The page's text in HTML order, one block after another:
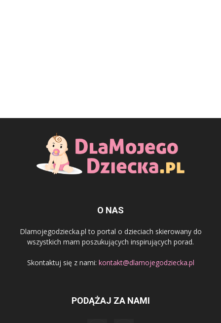
O NAS
Dlamojegodziecka.pl to portal o dzieciach skierowany do
wszystkich mam poszukujących inspirujących porad.
Skontaktuj się z nami: kontakt@dlamojegodziecka.pl
PODĄŻAJ ZA NAMI